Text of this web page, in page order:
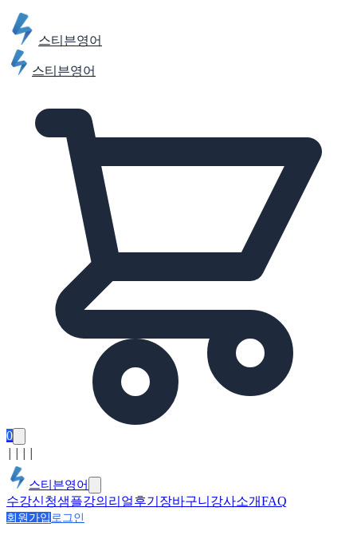
스티븐영어
스티븐영어
0
스티븐영어
수강신청샘플강의 리얼후기 장바구니 강사소개FAQ
회원가입 로그인